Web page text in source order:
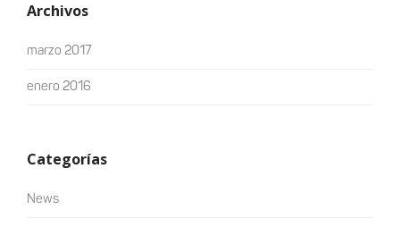
Archivos
marzo 2017
enero 2016
Categorías
News